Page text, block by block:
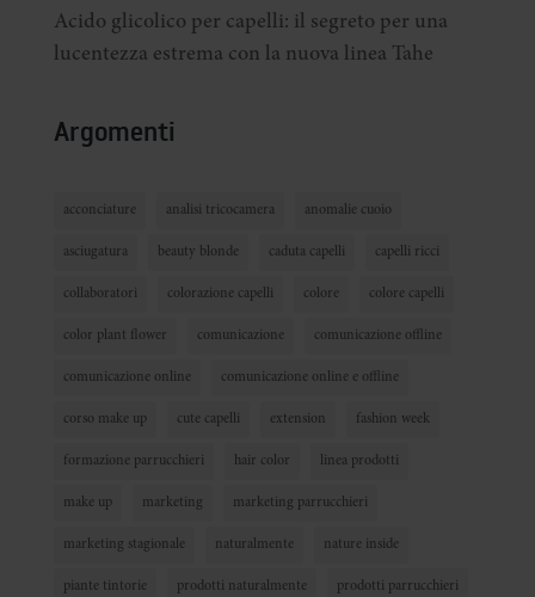
Acido glicolico per capelli: il segreto per una
lucentezza estrema con la nuova linea Tahe
Argomenti
acconciature analisi tricocamera anomalie cuoio
asciugatura beauty blonde caduta capelli capelli ricci
collaboratori colorazione capelli colore colore capelli
color plant flower comunicazione comunicazione offline
comunicazione online comunicazione online e offline
corso make up cute capelli extension fashion week
formazione parrucchieri hair color linea prodotti
make up marketing marketing parrucchieri
marketing stagionale naturalmente nature inside
piante tintorie prodotti naturalmente prodotti parrucchieri